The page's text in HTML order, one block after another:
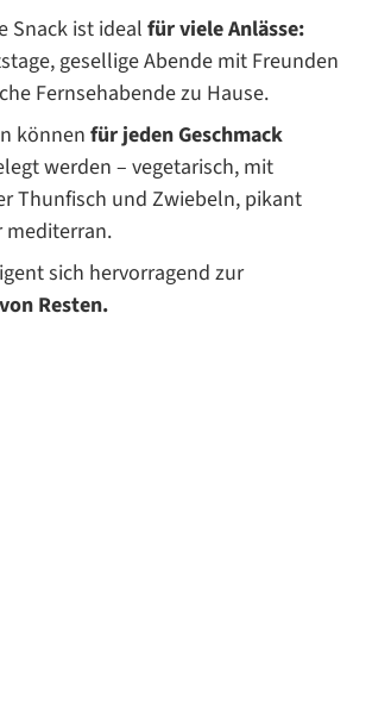
Snack ist ideal für viele Anlässe:
gesellige Abende mit Freunden
Fernsehabende zu Hause.
können für jeden Geschmack
werden – vegetarisch, mit
Thunfisch und Zwiebeln, pikant
mediterran.
sich hervorragend zur
Resten.